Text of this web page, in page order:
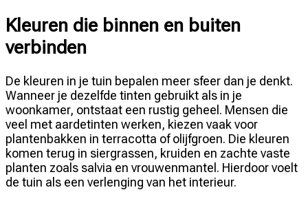
Kleuren die binnen en buiten
verbinden
De kleuren in je tuin bepalen meer sfeer dan je denkt.
Wanneer je dezelfde tinten gebruikt als in je
woonkamer, ontstaat een rustig geheel. Mensen die
veel met aardetinten werken, kiezen vaak voor
plantenbakken in terracotta of olijfgroen. Die kleuren
komen terug in siergrassen, kruiden en zachte vaste
planten zoals salvia en vrouwenmantel. Hierdoor voelt
de tuin als een verlenging van het interieur.